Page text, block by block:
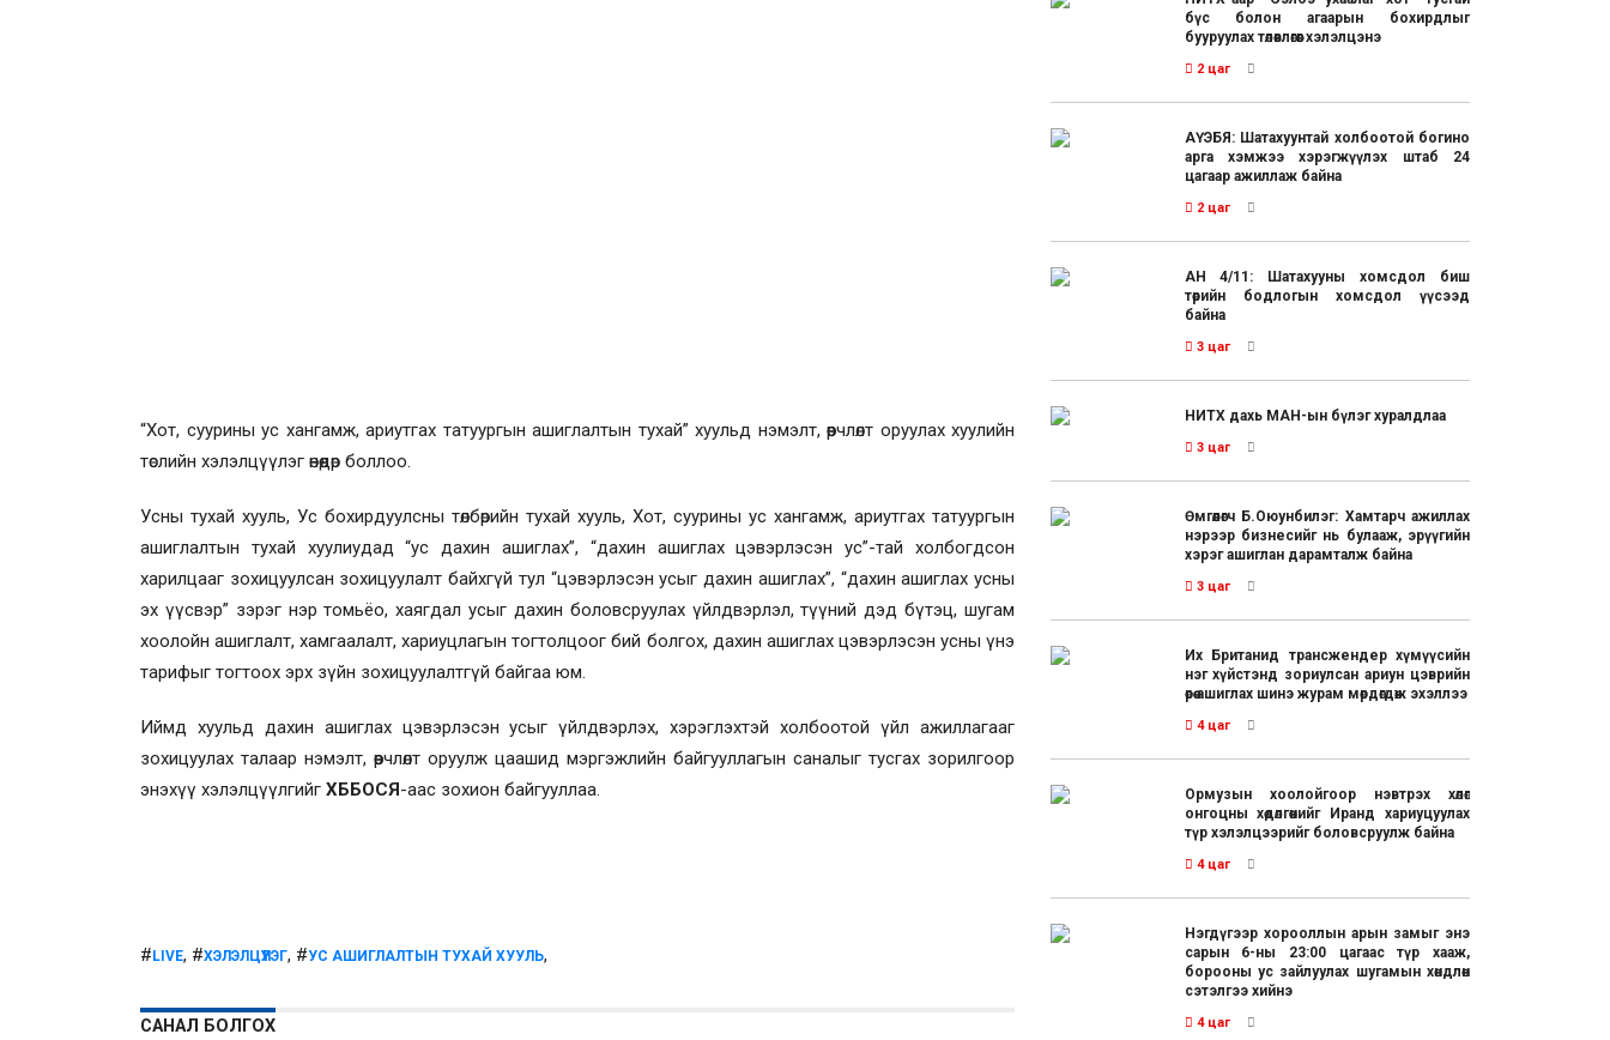
“Хот, суурины ус хангамж, ариутгах татуургын ашиглалтын тухай” хуульд нэмэлт, өөрчлөлт оруулах хуулийн
төслийн хэлэлцүүлэг өнөөдөр боллоо.
Усны тухай хууль, Ус бохирдуулсны төлбөрийн тухай хууль, Хот, суурины ус хангамж, ариутгах татуургын
ашиглалтын тухай хуулиудад “ус дахин ашиглах”, “дахин ашиглах цэвэрлэсэн ус”-тай холбогдсон
харилцааг зохицуулсан зохицуулалт байхгүй тул “цэвэрлэсэн усыг дахин ашиглах”, “дахин ашиглах усны
эх үүсвэр” зэрэг нэр томьёо, хаягдал усыг дахин боловсруулах үйлдвэрлэл, түүний дэд бүтэц, шугам
хоолойн ашиглалт, хамгаалалт, хариуцлагын тогтолцоог бий болгох, дахин ашиглах цэвэрлэсэн усны үнэ
тарифыг тогтоох эрх зүйн зохицуулалтгүй байгаа юм.
Иймд хуульд дахин ашиглах цэвэрлэсэн усыг үйлдвэрлэх, хэрэглэхтэй холбоотой үйл ажиллагааг
зохицуулах талаар нэмэлт, өөрчлөлт оруулж цаашид мэргэжлийн байгууллагын саналыг тусгах зорилгоор
энэхүү хэлэлцүүлгийг ХББОСЯ-аас зохион байгууллаа.
#LIVE, #ХЭЛЭЛЦҮҮЛЭГ, #УС АШИГЛАЛТЫН ТУХАЙ ХУУЛЬ,
САНАЛ БОЛГОХ
бүс болон агаарын бохирдлыг
бууруулах төлөвлөгөөг хэлэлцэнэ
2 цаг
АҮЭБЯ: Шатахуунтай холбоотой богино
арга хэмжээ хэрэгжүүлэх штаб 24
цагаар ажиллаж байна
2 цаг
АН 4/11: Шатахууны хомсдол биш
төрийн бодлогын хомсдол үүсээд
байна
3 цаг
НИТХ дахь МАН-ын бүлэг хуралдлаа
3 цаг
Өмгөөлөгч Б.Оюунбилэг: Хамтарч ажиллах
нэрээр бизнесийг нь булааж, эрүүгийн
хэрэг ашиглан дарамталж байна
3 цаг
Их Британид трансжендер хүмүүсийн
нэг хүйстэнд зориулсан ариун цэврийн
өрөө ашиглах шинэ журам мөрдөгдөж эхэллээ
4 цаг
Ормузын хоолойгоор нэвтрэх хөлөг
онгоцны хөдөлгөөнийг Иранд хариуцуулах
түр хэлэлцээрийг боловсруулж байна
4 цаг
Нэгдүгээр хорооллын арын замыг энэ
сарын 6-ны 23:00 цагаас түр хааж,
борооны ус зайлуулах шугамын хөндлөн
сэтэлгээ хийнэ
4 цаг